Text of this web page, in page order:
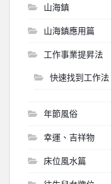
山海鎮
山海鎮應用篇
工作事業提昇法
快速找到工作法
年節風俗
幸運、吉祥物
床位風水篇